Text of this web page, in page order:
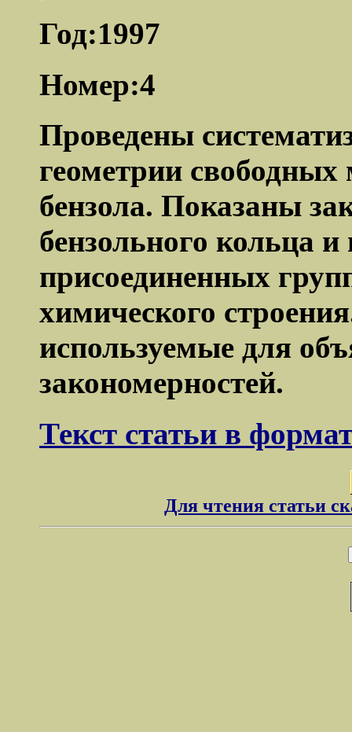
Год:1997
Номер:4
Проведены
геометрии
бензола. Показаны
бензольного кольца
присоединенных
химического
используемые для
закономерностей.
Текст статьи в
Для чтения статьи